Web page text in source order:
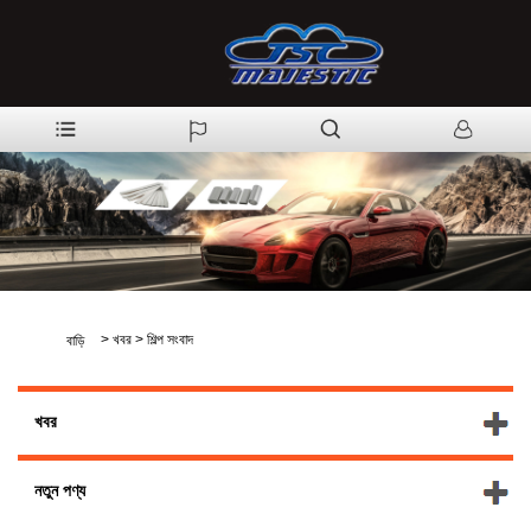
বাড়ি > খবর > শিল্প সংবাদ
খবর
নতুন পণ্য